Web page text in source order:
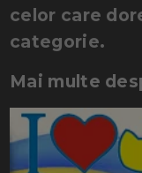
celor care
categorie.
Mai multe